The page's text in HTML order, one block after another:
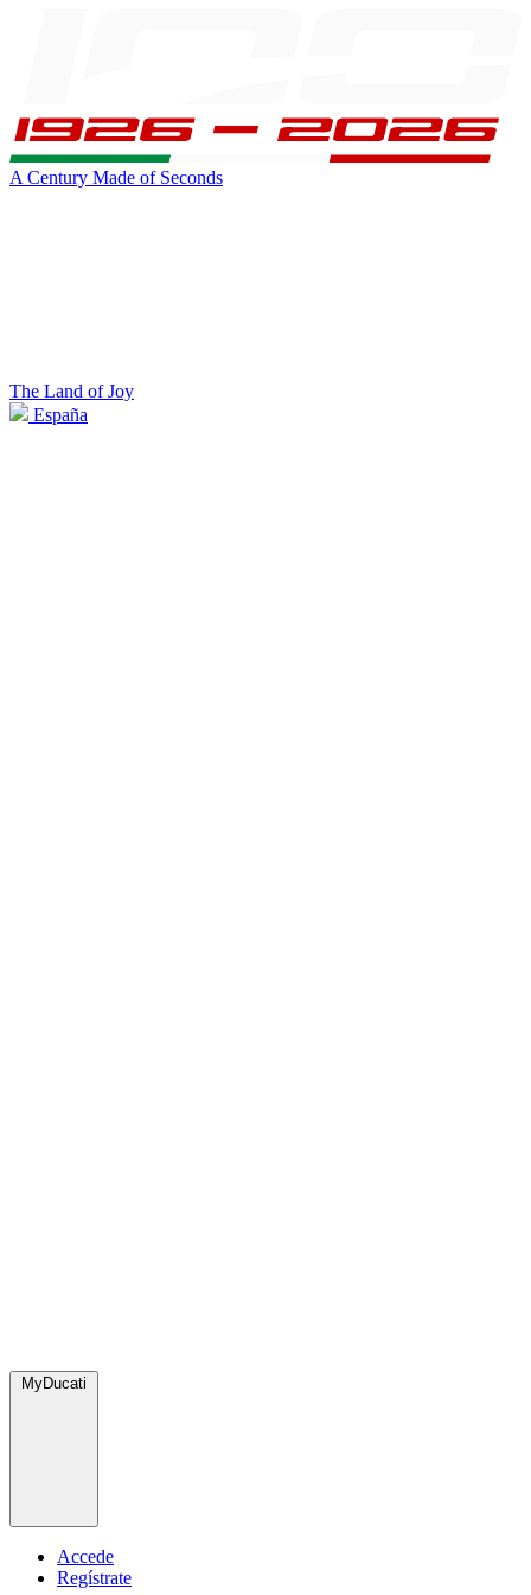
A Century Made of Seconds
The Land of Joy
España
MyDucati
Accede
Regístrate